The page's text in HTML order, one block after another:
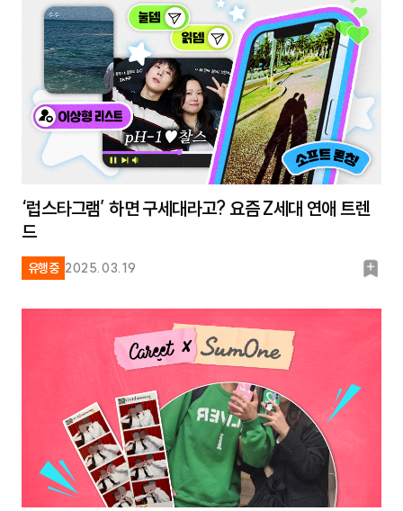
‘럽스타그램’ 하면 구세대라고? 요즘 Z세대 연애 트렌
드
유행중 2025.03.19
북
크